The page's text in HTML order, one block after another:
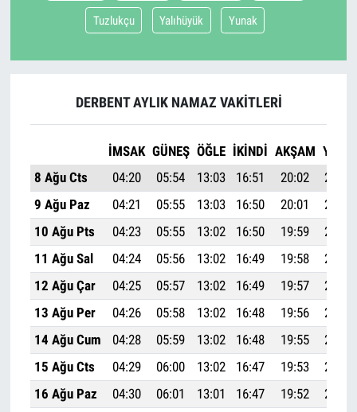
Tuzlukçu Yalıhüyük Yunak
DERBENT AYLIK NAMAZ VAKITLERI
İMSAK GÜNEŞ ÖĞLE İKINDI AKŞAM YATSI
8 Ağu Cts
04:20 05:54 13:03 16:51 20:02
21:29
9 Ağu Paz
04:21 05:55 13:03 16:50 20:01
21:28
10 Ağu Pts
04:23 05:55 13:02 16:50 19:59
21:26
11 Ağu Sal
04:24 05:56 13:02 16:49 19:58
21:24
12 Ağu Çar
04:25 05:57 13:02 16:49 19:57
21:23
13 Ağu Per
04:26 05:58 13:02 16:48 19:56
21:21
14 Ağu Cum
04:28 05:59 13:02 16:48 19:55
21:20
15 Ağu Cts
04:29 06:00 13:02 16:47 19:53
21:18
16 Ağu Paz
04:30 06:01 13:01 16:47 19:52
21:17